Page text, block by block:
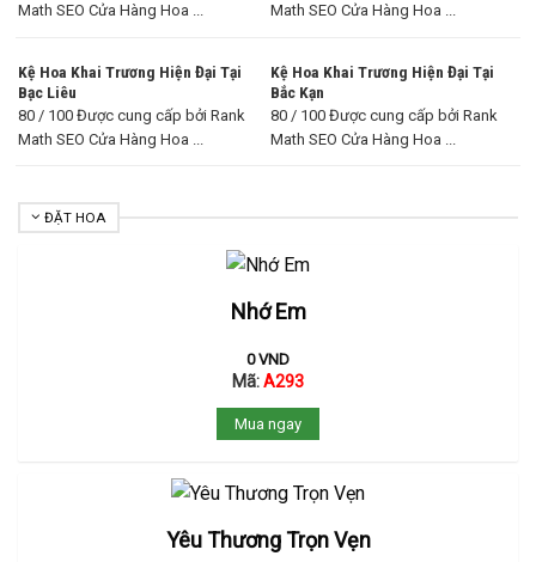
Math SEO Cửa Hàng Hoa ...
Math SEO Cửa Hàng Hoa ...
Kệ Hoa Khai Trương Hiện Đại Tại
Bạc Liêu
80 / 100 Được cung cấp bởi Rank
Math SEO Cửa Hàng Hoa ...
Kệ Hoa Khai Trương Hiện Đại Tại
Bắc Kạn
80 / 100 Được cung cấp bởi Rank
Math SEO Cửa Hàng Hoa ...
ĐẶT HOA
Nhớ Em
0VND
Mã:A293
Mua ngay
Yêu Thương Trọn Vẹn